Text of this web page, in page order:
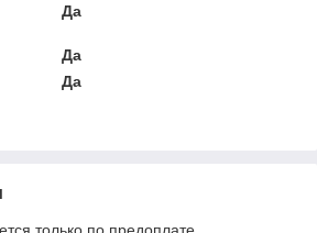
Да
Да
Да
только по предоплате.